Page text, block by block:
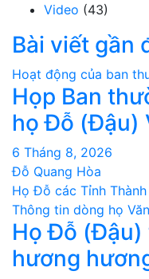
Video (43)
Bài viết gần
Hoạt động của ban
Họp Ban
họ Đỗ (Đậu)
6 Tháng 8, 2026
Đỗ Quang Hòa
Họ Đỗ các Tỉnh Thành
Thông tin dòng họ
Họ Đỗ (Đậu)
hương